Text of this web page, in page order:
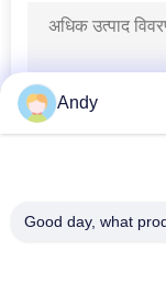
Andy
Good day, what